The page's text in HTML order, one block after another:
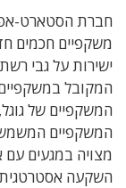
חברת הסטארט-
משקפיים חכמים
ישירות על גבי
המקובל
המשקפיים של
מצויה במגעים עם
השקעה